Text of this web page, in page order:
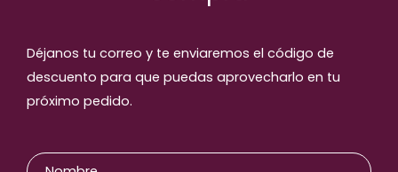
Déjanos tu correo y te enviaremos el código de
descuento para que puedas aprovecharlo en tu
próximo pedido.